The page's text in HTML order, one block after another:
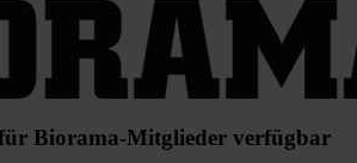
Biorama-Mitglieder verfügbar